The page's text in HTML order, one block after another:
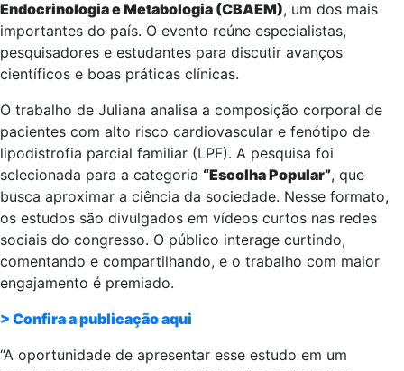
Endocrinologia e Metabologia (CBAEM), um dos mais
importantes do país. O evento reúne especialistas,
pesquisadores e estudantes para discutir avanços
científicos e boas práticas clínicas.
O trabalho de Juliana analisa a composição corporal de
pacientes com alto risco cardiovascular e fenótipo de
lipodistrofia parcial familiar (LPF). A pesquisa foi
selecionada para a categoria “Escolha Popular”, que
busca aproximar a ciência da sociedade. Nesse formato,
os estudos são divulgados em vídeos curtos nas redes
sociais do congresso. O público interage curtindo,
comentando e compartilhando, e o trabalho com maior
engajamento é premiado.
> Confira a publicação aqui
“A oportunidade de apresentar esse estudo em um